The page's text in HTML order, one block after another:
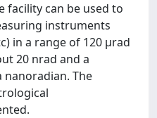
facility can be used to
instruments
in a range of 120 μrad
20 nrad and a
The